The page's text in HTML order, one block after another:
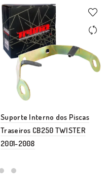
Suporte Interno dos Piscas
Traseiros CB250 TWISTER
2001-2008